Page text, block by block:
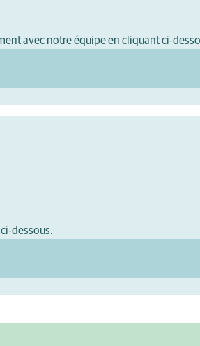
avec notre équipe en cliquant ci-
dessous.